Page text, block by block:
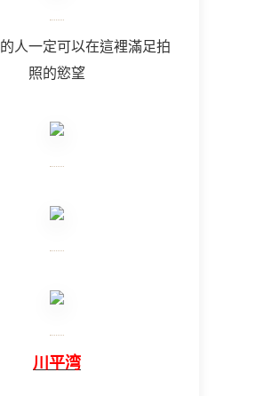
人一定可以在這裡滿足拍
照的慾望
川平湾